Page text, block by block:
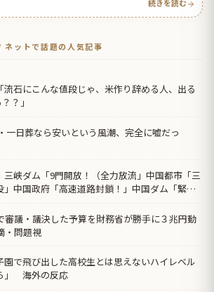
続きを読む
ットで話題の人気記事
流石にこんな値段じゃ、米作り辞める人、出る
？」
一日葬なら安いという風潮、完全に嘘だっ
三峡ダム「9門開放！（全力放流」中国都市「三
」中国政府「高速道路封鎖！」中国ダム「緊急
審議・議決した予算を財務省が勝手に３兆円動
・問題視
園で飛び出した高校生とは思えないハイレベル
」 海外の反応